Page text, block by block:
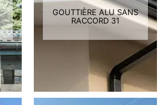
GOUTTIÈRE ALU SANS
RACCORD 31